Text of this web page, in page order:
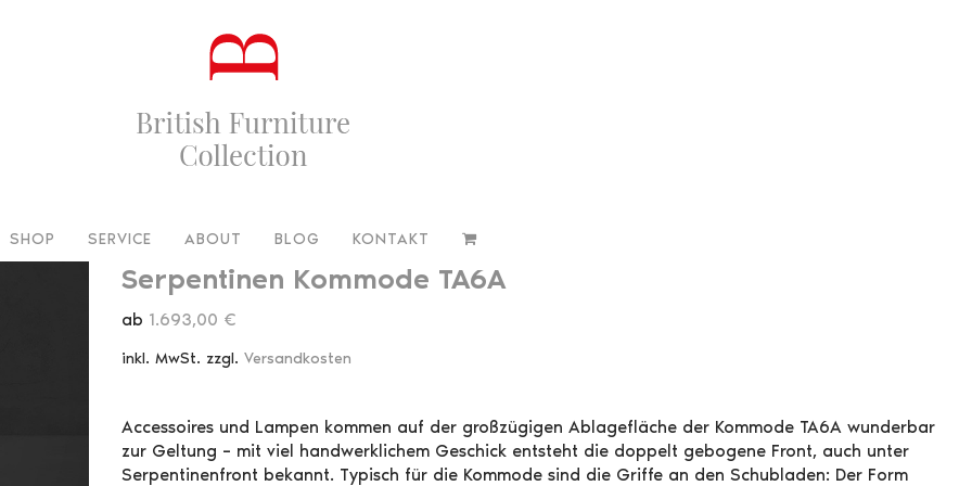
SHOP SERVICE ABOUT BLOG KONTAKT
Serpentinen Kommode TA6A
ab 1.693,00 €
inkl. MwSt. zzgl. Versandkosten
Accessoires und Lampen kommen auf der großzügigen Ablagefläche der Kommode TA6A wunderbar
zur Geltung – mit viel handwerklichem Geschick entsteht die doppelt gebogene Front, auch unter
Serpentinenfront bekannt. Typisch für die Kommode sind die Griffe an den Schubladen: Der Form